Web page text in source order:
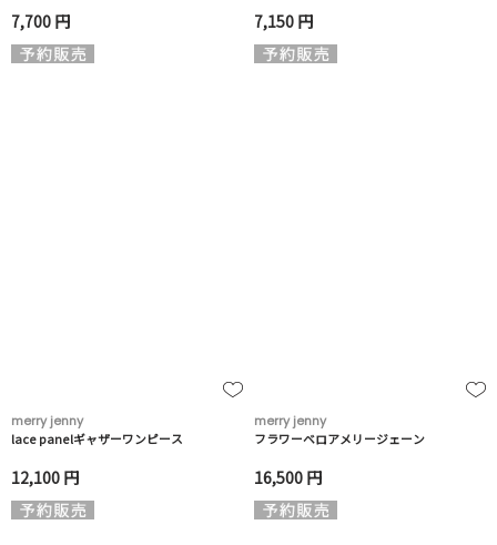
7,700 円 7,150 円
merry jenny
lace panelギャザーワンピース
12,100 円
merry jenny
フラワーベロアメリージェーン
16,500 円